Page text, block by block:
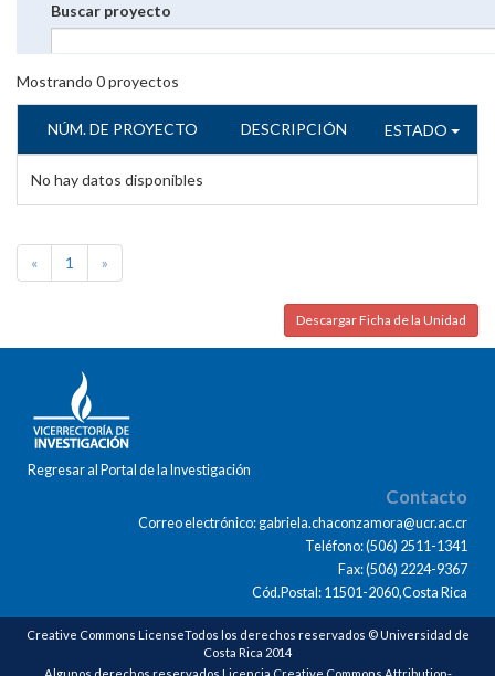
Buscar proyecto
Mostrando 0proyectos
NÚM. DE PROYECTO DESCRIPCIÓN ESTADO
No hay datos disponibles
« 1 »
Descargar Ficha de la Unidad
Regresar al Portal de la Investigación
Contacto
Correo electrónico: gabriela.chaconzamora@ucr.ac.cr
Teléfono: (506) 2511-1341
Fax: (506) 2224-9367
Cód.Postal: 11501-2060,Costa Rica
Creative Commons LicenseTodos los derechos reservados © Universidad de
Costa Rica 2014